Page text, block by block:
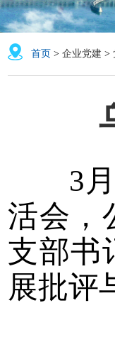
首页 > 企业党建 >
3月
活会，
支部书
展批评